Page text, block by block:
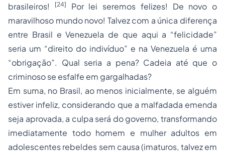
brasileiros!
[24]
Por lei seremos felizes! De novo o
maravilhoso mundo novo! Talvez com a única diferença
entre Brasil e Venezuela de que aqui a “felicidade”
seria um “direito do indivíduo” e na Venezuela é uma
“obrigação”. Qual seria a pena? Cadeia até que o
criminoso se esfalfe em gargalhadas?
Em suma, no Brasil, ao menos inicialmente, se alguém
estiver infeliz, considerando que a malfadada emenda
seja aprovada, a culpa será do governo, transformando
imediatamente todo homem e mulher adultos em
adolescentes rebeldes sem causa (imaturos, talvez em